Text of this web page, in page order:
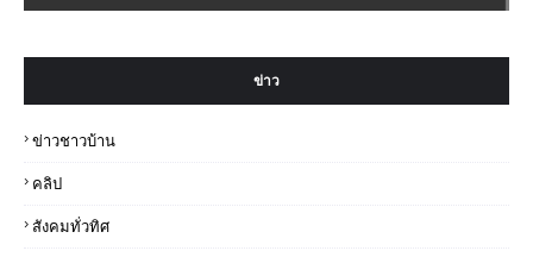
ข่าว
ข่าวชาวบ้าน
คลิป
สังคมทั่วทิศ